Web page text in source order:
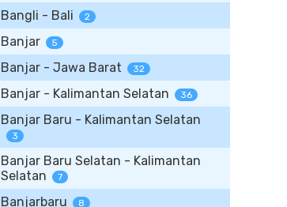
Bangli - Bali 2
Banjar 5
Banjar - Jawa Barat 32
Banjar - Kalimantan Selatan 36
Banjar Baru - Kalimantan Selatan
3
Banjar Baru Selatan - Kalimantan
Selatan
7
Banjarbaru 8